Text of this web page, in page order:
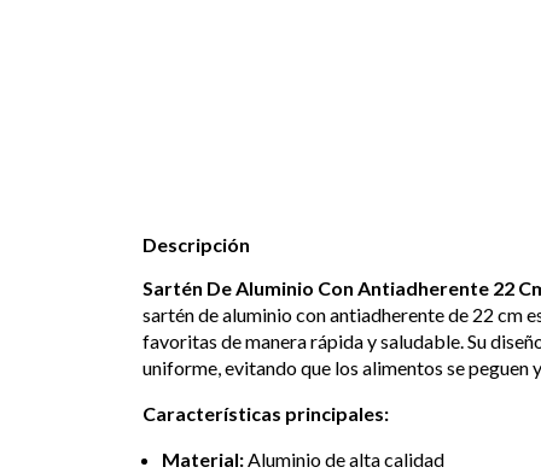
Descripción
Sartén De Aluminio Con Antiadherente 22
sartén de aluminio con antiadherente de 22 cm
favoritas de manera rápida y saludable. Su
uniforme, evitando que los alimentos se peguen
Características principales:
Material:Aluminio de alta calidad